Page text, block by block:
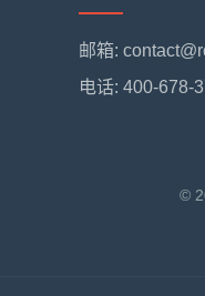
邮箱:
电话: 400-678-
©